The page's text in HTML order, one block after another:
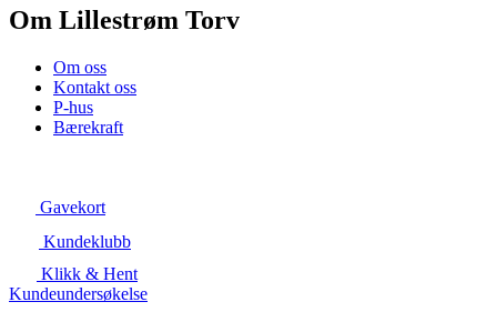
Om Lillestrøm Torv
Om oss
Kontakt oss
P-hus
Bærekraft
Gavekort
Kundeklubb
Klikk & Hent
Kundeundersøkelse